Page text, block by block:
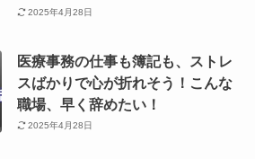
2025年4月28日
医療事務の仕事も簿記も、ストレ
スばかりで心が折れそう！こんな
職場、早く辞めたい！
2025年4月28日